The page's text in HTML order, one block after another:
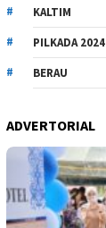
KALTIM
PILKADA 2024
BERAU
ADVERTORIAL